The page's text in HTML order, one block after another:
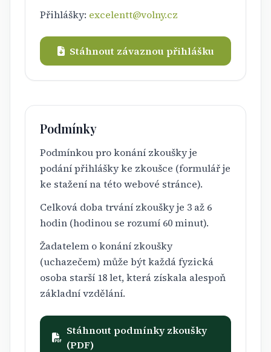
Přihlášky: excelentt@volny.cz
Stáhnout závaznou přihlášku
Podmínky
Podmínkou pro konání zkoušky je
podání přihlášky ke zkoušce (formulář je
ke stažení na této webové stránce).
Celková doba trvání zkoušky je 3 až 6
hodin (hodinou se rozumí 60 minut).
Žadatelem o konání zkoušky
(uchazečem) může být každá fyzická
osoba starší 18 let, která získala alespoň
základní vzdělání.
Stáhnout podmínky zkoušky
(PDF)